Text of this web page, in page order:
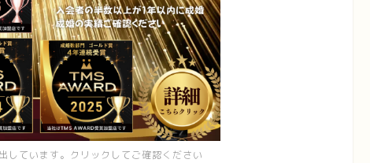
しています。クリックしてご確認ください